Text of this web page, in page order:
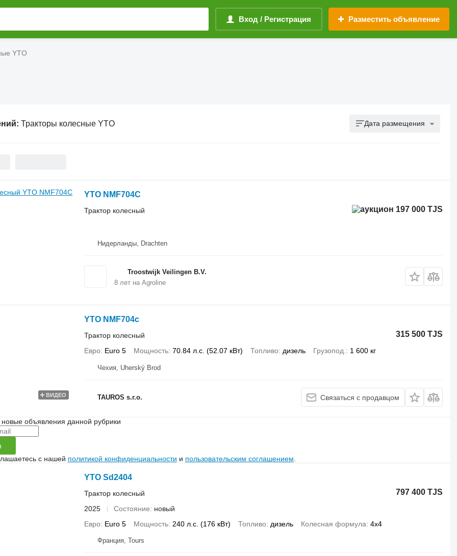
Вход / Регистрация Разместить объявление
YTO
Тракторы колесные YTO Дата размещения
YTO NMF704C
197 000 TJS
Трактор колесный
Нидерланды, Drachten
Troostwijk Veilingen B.V.
8лет на Agroline
ВИДЕО
YTO NMF704c
315 500 TJS
Трактор колесный
Евро
Euro 5 Мощность 70.84 л.с. (52.07 кВт) Топливо дизель Грузопод. 1 600 кг
Чехия, Uherský Brod
TAUROS s.r.o. Связаться с продавцом
объявления данной рубрики
с нашей политикой конфиденциальности и пользовательским соглашением
YTO Sd2404
797 400 TJS
Трактор колесный
2025
Состояние
новый
Евро
Euro 5 Мощность 240 л.с. (176 кВт) Топливо дизель Колесная формула 4x4
Франция, Tours